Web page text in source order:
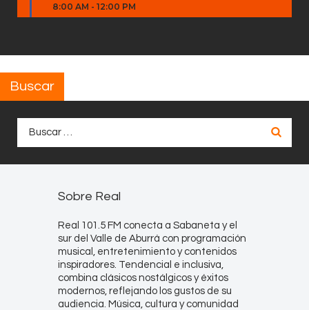
8:00 AM - 12:00 PM
Buscar
Sobre Real
Real 101.5 FM conecta a Sabaneta y el
sur del Valle de Aburrá con programación
musical, entretenimiento y contenidos
inspiradores. Tendencial e inclusiva,
combina clásicos nostálgicos y éxitos
modernos, reflejando los gustos de su
audiencia. Música, cultura y comunidad